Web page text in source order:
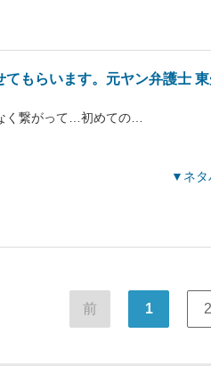
てもらいます。元ヤン弁護士
く繋がって…初めての…
ネ
前 1 2